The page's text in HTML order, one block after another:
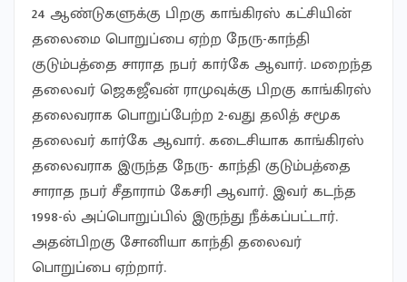
24 ஆண்டுகளுக்கு பிறகு காங்கிரஸ் கட்சியின்
தலைமை பொறுப்பை ஏற்ற நேரு-காந்தி
குடும்பத்தை சாராத நபர் கார்கே ஆவார். மறைந்த
தலைவர் ஜெகஜீவன் ராமுவுக்கு பிறகு காங்கிரஸ்
தலைவராக பொறுப்பேற்ற 2-வது தலித் சமூக
தலைவர் கார்கே ஆவார். கடைசியாக காங்கிரஸ்
தலைவராக இருந்த நேரு- காந்தி குடும்பத்தை
சாராத நபர் சீதாராம் கேசரி ஆவார். இவர் கடந்த
1998-ல் அப்பொறுப்பில் இருந்து நீக்கப்பட்டார்.
அதன்பிறகு சோனியா காந்தி தலைவர்
பொறுப்பை ஏற்றார்.